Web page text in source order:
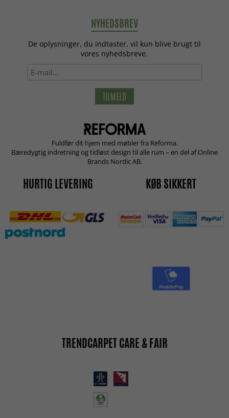
NYHEDSBREV
De oplysninger, du indtaster, vil kun blive brugt til
vores nyhedsbreve.
TILMELD
Fuldfør dit hjem med møbler fra Reforma.
Bæredygtig indretning og tidløst design til alle rum – en del af Online
Brands Nordic AB.
HURTIG LEVERING KØB SIKKERT
TRENDCARPET CARE & FAIR